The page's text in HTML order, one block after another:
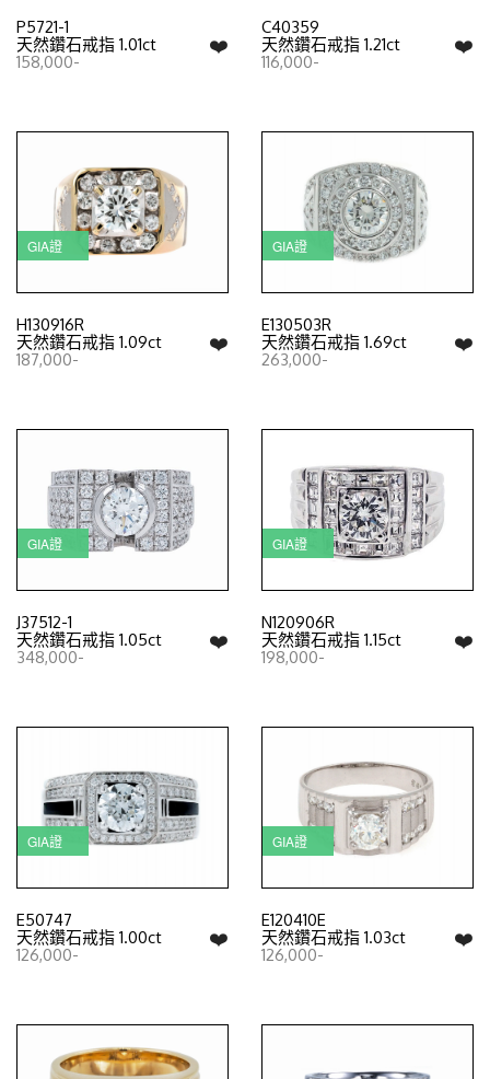
P5721-1
❤️
天然鑽石戒指 1.01ct
158,000-
C40359
❤️
天然鑽石戒指 1.21ct
116,000-
GIA證
H130916R
❤️
天然鑽石戒指 1.09ct
187,000-
GIA證
E130503R
❤️
天然鑽石戒指 1.69ct
263,000-
GIA證
J37512-1
❤️
天然鑽石戒指 1.05ct
348,000-
GIA證
N120906R
❤️
天然鑽石戒指 1.15ct
198,000-
GIA證
E50747
❤️
天然鑽石戒指 1.00ct
126,000-
GIA證
E120410E
❤️
天然鑽石戒指 1.03ct
126,000-